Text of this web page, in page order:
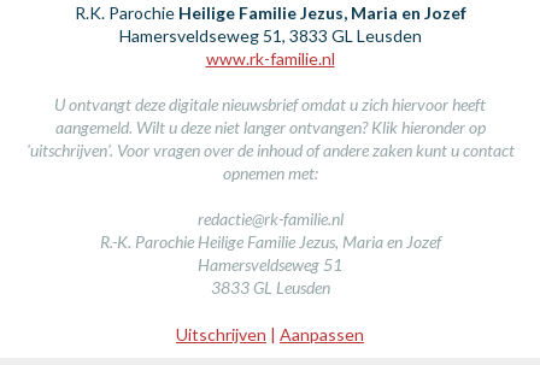
R.K. Parochie Heilige Familie Jezus, Maria en Jozef
Hamersveldseweg 51, 3833 GL Leusden
www.rk-familie.nl
U ontvangt deze digitale nieuwsbrief omdat u zich hiervoor heeft
aangemeld. Wilt u deze niet langer ontvangen? Klik hieronder op
'uitschrijven'. Voor vragen over de inhoud of andere zaken kunt u contact
opnemen met:
redactie@rk-familie.nl
R.-K. Parochie Heilige Familie Jezus, Maria en Jozef
Hamersveldseweg 51
3833 GL Leusden
Uitschrijven | Aanpassen